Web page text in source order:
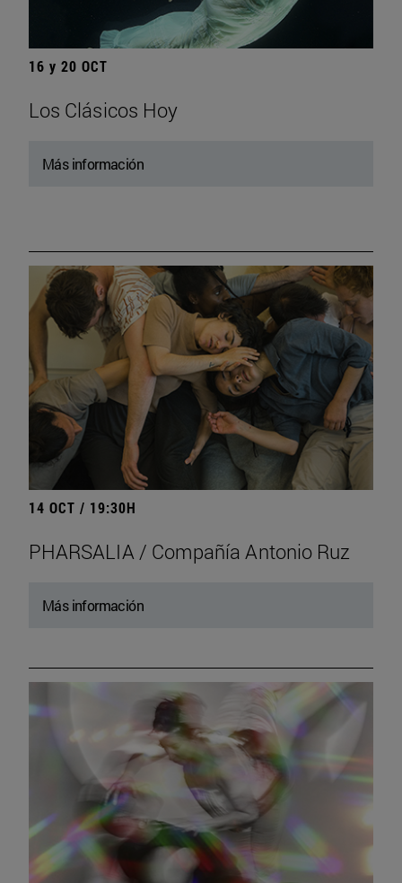
16 y 20 OCT
Los Clásicos Hoy
Más información
14 OCT / 19:30H
PHARSALIA / Compañía Antonio Ruz
Más información